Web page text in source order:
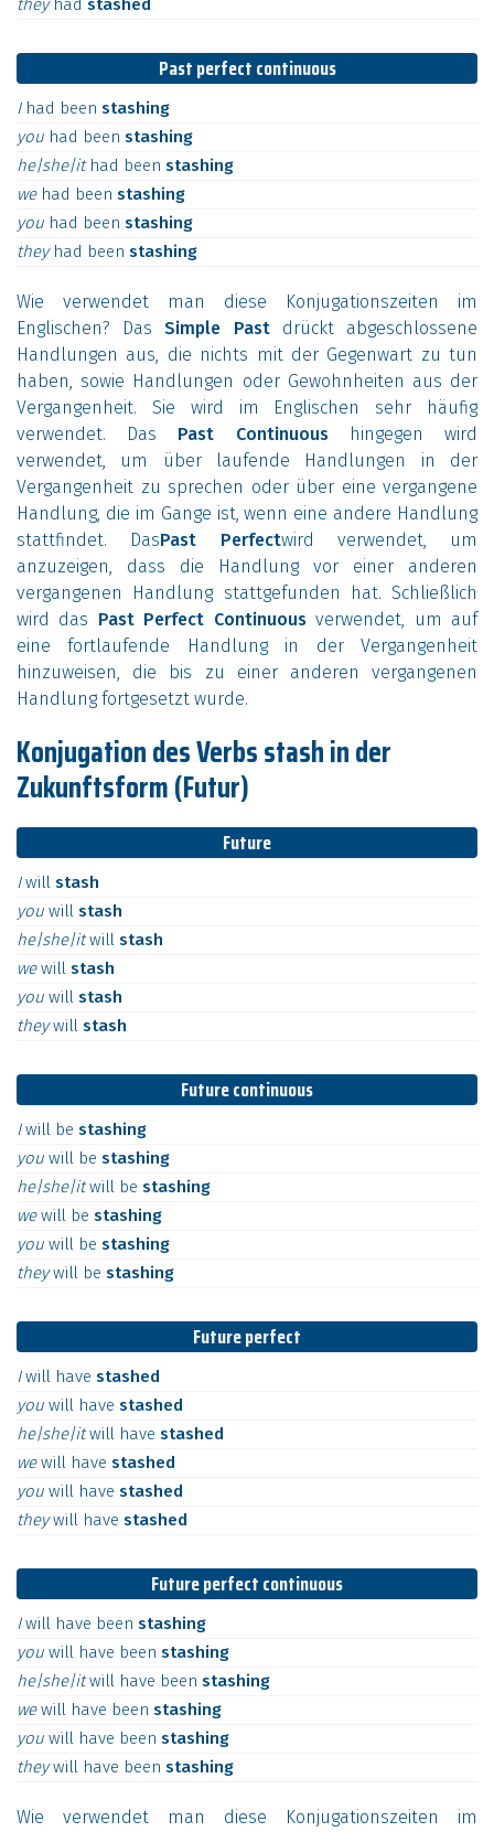
they had stashed
Past perfect continuous
I had been stashing
you had been stashing
he|she|it had been stashing
we had been stashing
you had been stashing
they had been stashing
Wie verwendet man diese Konjugationszeiten im
Englischen? DasSimple Pastdrückt abgeschlossene
Handlungen aus, die nichts mit der Gegenwart zu tun
haben, sowie Handlungen oder Gewohnheiten aus der
Vergangenheit. Sie wird im Englischen sehr häufig
verwendet. Das Past Continuoushingegen wird
verwendet, um über laufende Handlungen in der
Vergangenheit zu sprechen oder über eine vergangene
Handlung, die im Gange ist, wenn eine andere Handlung
stattfindet. DasPast Perfectwird verwendet, um
anzuzeigen, dass die Handlung vor einer anderen
vergangenen Handlung stattgefunden hat. Schließlich
wird das Past Perfect Continuousverwendet, um auf
eine fortlaufende Handlung in der Vergangenheit
hinzuweisen, die bis zu einer anderen vergangenen
Handlung fortgesetzt wurde.
Konjugation des Verbs stash in der
Zukunftsform (Futur)
Future
Iwill stash
you will stash
he|she|itwill stash
wewill stash
you will stash
theywill stash
Future continuous
Iwill be stashing
you will be stashing
he|she|itwill be stashing
wewill be stashing
you will be stashing
theywill be stashing
Future perfect
Iwill have stashed
you will have stashed
he|she|itwill have stashed
wewill have stashed
you will have stashed
theywill have stashed
Future perfect continuous
Iwill have been stashing
you will have been stashing
he|she|itwill have been stashing
wewill have been stashing
you will have been stashing
theywill have been stashing
Wie verwendet man diese Konjugationszeiten im